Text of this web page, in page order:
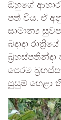
ඔහුගේ
පත් විය. ඒ
සාමාන්‍ය
බදාදා
පෙරම
සුසුම් හෙළා